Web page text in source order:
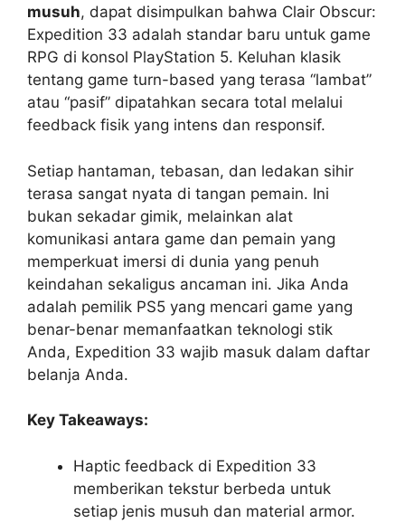
musuh, dapat disimpulkan bahwa Clair Obscur:
Expedition 33 adalah standar baru untuk game
RPG di konsol PlayStation 5. Keluhan klasik
tentang game turn-based yang terasa “lambat”
atau “pasif” dipatahkan secara total melalui
feedback fisik yang intens dan responsif.
Setiap hantaman, tebasan, dan ledakan sihir
terasa sangat nyata di tangan pemain. Ini
bukan sekadar gimik, melainkan alat
komunikasi antara game dan pemain yang
memperkuat imersi di dunia yang penuh
keindahan sekaligus ancaman ini. Jika Anda
adalah pemilik PS5 yang mencari game yang
benar-benar memanfaatkan teknologi stik
Anda, Expedition 33 wajib masuk dalam daftar
belanja Anda.
Key Takeaways:
Haptic feedback di Expedition 33
memberikan tekstur berbeda untuk
setiap jenis musuh dan material armor.